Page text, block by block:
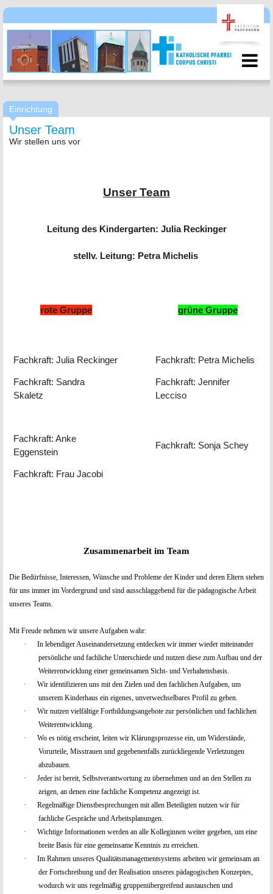
Einrichtung
Unser Team
Wir stellen uns vor
Unser Team
Leitung des Kindergarten: Julia Reckinger
stellv. Leitung: Petra Michelis
rote Gruppe grüne Gruppe
Fachkraft: Julia Reckinger Fachkraft: Petra Michelis
Fachkraft: Sandra
Skaletz
Fachkraft: Jennifer
Lecciso
Fachkraft: Anke
Eggenstein
Fachkraft: Sonja Schey
Fachkraft: Frau Jacobi
Zusammenarbeit im Team
Die Bedürfnisse, Interessen, Wünsche und Probleme der Kinder und deren Eltern stehen
für uns immer im Vordergrund und sind ausschlaggebend für die pädagogische Arbeit
unseres Teams.
Mit Freude nehmen wir unsere Aufgaben wahr:
·
In lebendiger Auseinandersetzung entdecken wir immer wieder miteinander
persönliche und fachliche Unterschiede und nutzen diese zum Aufbau und der
Weiterentwicklung einer gemeinsamen Sicht- und Verhaltensbasis.
·
Wir identifizieren uns mit den Zielen und den fachlichen Aufgaben, um
unserem Kinderhaus ein eigenes, unverwechselbares Profil zu geben.
·
Wir nutzen vielfältige Fortbildungsangebote zur persönlichen und fachlichen
Weiterentwicklung.
·
Wo es nötig erscheint, leiten wir Klärungsprozesse ein, um Widerstände,
Vorurteile, Misstrauen und gegebenenfalls zurückliegende Verletzungen
abzubauen.
·
Jeder ist bereit, Selbstverantwortung zu übernehmen und an den Stellen zu
zeigen, an denen eine fachliche Kompetenz angezeigt ist.
·
Regelmäßige Dienstbesprechungen mit allen Beteiligten nutzen wir für
fachliche Gespräche und Arbeitsplanungen.
·
Wichtige Informationen werden an alle Kolleginnen weiter gegeben, um eine
breite Basis für eine gemeinsame Kenntnis zu erreichen.
·
Im Rahmen unseres Qualitätsmanagementsystems arbeiten wir gemeinsam an
der Fortschreibung und der Realisation unseres pädagogischen Konzeptes,
wodurch wir uns regelmäßig gruppenübergreifend austauschen und